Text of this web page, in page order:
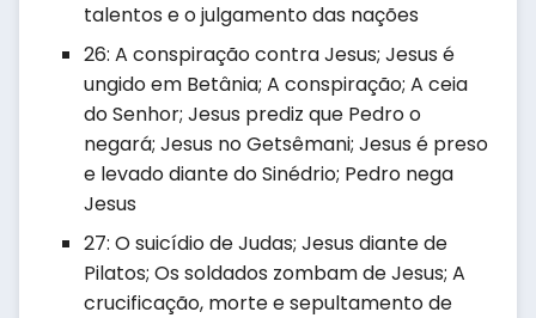
talentos e o julgamento das nações
26: A conspiração contra Jesus; Jesus é
ungido em Betânia; A conspiração; A ceia
do Senhor; Jesus prediz que Pedro o
negará; Jesus no Getsêmani; Jesus é preso
e levado diante do Sinédrio; Pedro nega
Jesus
27: O suicídio de Judas; Jesus diante de
Pilatos; Os soldados zombam de Jesus; A
crucificação, morte e sepultamento de